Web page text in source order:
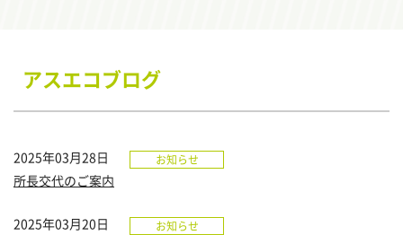
アスエコブログ
2025年03月28日 お知らせ
所長交代のご案内
2025年03月20日 お知らせ